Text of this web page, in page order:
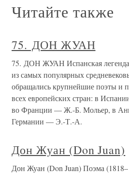
Читайте также
75. ДОН ЖУАН
75. ДОН ЖУАН Испанская
из самых популярных
обращались крупнейшие поэты и
всех европейских стран: в
во Франции — Ж.-Б. Мольер, в
Германии — Э.-Т.-А.
Дон Жуан (Don Juan)
Дон Жуан (Don Juan) Поэма